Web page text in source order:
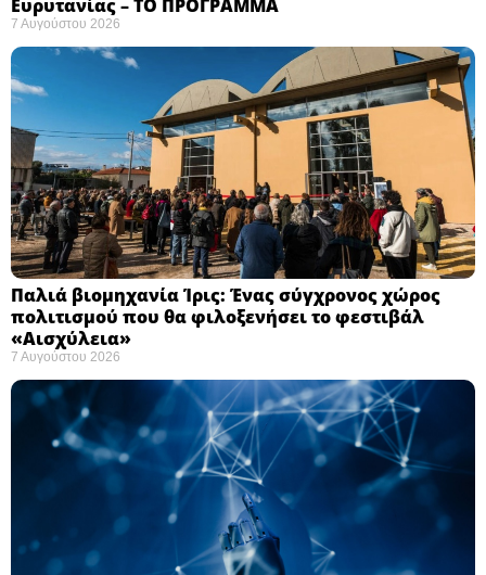
Ευρυτανίας – ΤΟ ΠΡΟΓΡΑΜΜΑ
7 Αυγούστου 2026
Παλιά βιομηχανία Ίρις: Ένας σύγχρονος χώρος
πολιτισμού που θα φιλοξενήσει το φεστιβάλ
«Αισχύλεια» ​
7 Αυγούστου 2026